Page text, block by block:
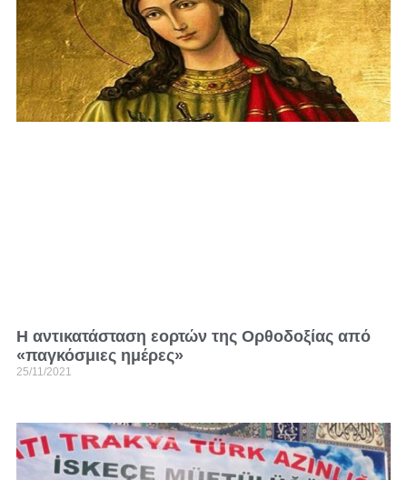
Η αντικατάσταση εορτών της Ορθοδοξίας από
«παγκόσμιες ημέρες»
25/11/2021